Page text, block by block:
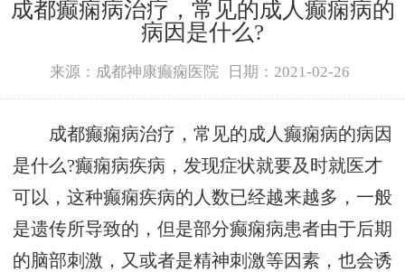
成都癫痫病治疗，常见的成人癫痫病的
病因是什么?
来源：成都神康癫痫医院 日期：2021-02-26
成都癫痫病治疗，常见的成人癫痫病的病因
是什么?癫痫病疾病，发现症状就要及时就医才
可以，这种癫痫疾病的人数已经越来越多，一般
是遗传所导致的，但是部分癫痫病患者由于后期
的脑部刺激，又或者是精神刺激等因素，也会诱